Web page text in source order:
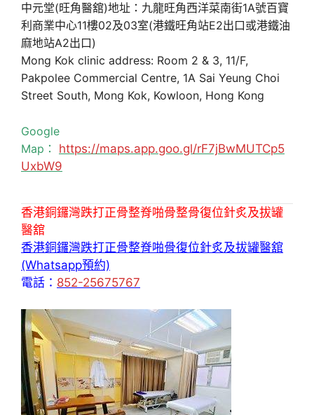
中元堂(旺角醫舘)地址：九龍旺角西洋菜南街1A號百寶
利商業中心11樓02及03室(港鐵旺角站E2出口或港鐵油
麻地站A2出口)
Mong Kok clinic address: Room 2 & 3, 11/F,
Pakpolee Commercial Centre, 1A Sai Yeung Choi
Street South, Mong Kok, Kowloon, Hong Kong
Google
Map： https://maps.app.goo.gl/rF7jBwMUTCp5
UxbW9
香港銅鑼灣跌打正骨整脊啪骨整骨復位針炙及拔罐
醫舘
香港銅鑼灣跌打正骨整脊啪骨復位針炙及拔罐醫舘
(Whatsapp預約)
電話： 852-25675767